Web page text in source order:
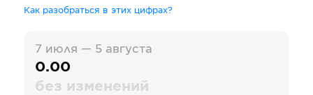
Как разобраться в этих цифрах?
7 июля — 5 августа
0.00
без изменений